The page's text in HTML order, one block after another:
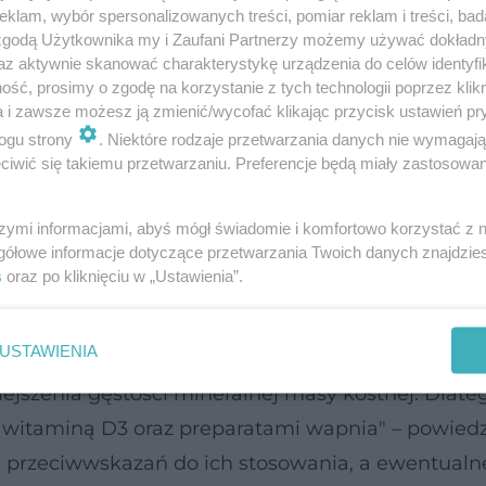
transpłciowe najczęściej zaczynają
dysforii płciowej wraz z
płciowego
rozpocząć w różnym wieku, czasem dość
rozpoznanie niezgodności płciowej,
wątpliwości jest to optymalny czas, aby
dalszą obserwację dziecka/nastolatka.
bardzo rzadko, a należą do nich:
W przypadku długotrwałego ich stosowania, tj.
gęstości mineralnej masy kostnej.
D3 oraz preparatami wapnia" –
do ich stosowania, a
wybór spersonalizowanych treści, pomiar reklam i treści,
Użytkownika my i Zaufani Partnerzy możemy używać
aktywnie skanować charakterystykę urządzenia do celów
prosimy o zgodę na korzystanie z tych technologii poprzez
i zawsze możesz ją zmienić/wycofać klikając przycisk ustawień
strony
. Niektóre rodzaje przetwarzania danych nie
się takiemu przetwarzaniu. Preferencje będą miały
informacjami, abyś mógł świadomie i komfortowo korzystać z
informacje dotyczące przetwarzania Twoich danych
oraz po kliknięciu w „Ustawienia”.
USTAWIENIA